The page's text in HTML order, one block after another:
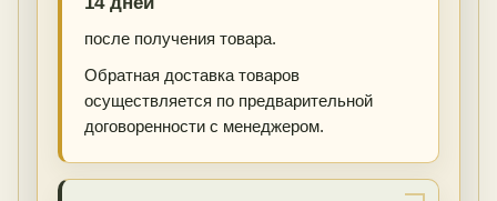
после получения товара.
Обратная доставка товаров
осуществляется по предварительной
договоренности с менеджером.